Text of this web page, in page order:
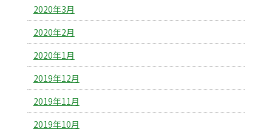
2020年3月
2020年2月
2020年1月
2019年12月
2019年11月
2019年10月